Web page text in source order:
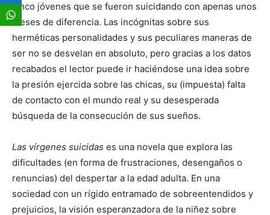
cinco jóvenes que se fueron suicidando con apenas unos
meses de diferencia. Las incógnitas sobre sus
herméticas personalidades y sus peculiares maneras de
ser no se desvelan en absoluto, pero gracias a los datos
recabados el lector puede ir haciéndose una idea sobre
la presión ejercida sobre las chicas, su (impuesta) falta
de contacto con el mundo real y su desesperada
búsqueda de la consecución de sus sueños.
Las vírgenes suicidas es una novela que explora las
dificultades (en forma de frustraciones, desengaños o
renuncias) del despertar a la edad adulta. En una
sociedad con un rígido entramado de sobreentendidos y
prejuicios, la visión esperanzadora de la niñez sobre